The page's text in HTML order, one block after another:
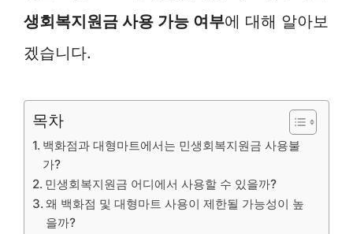
생회복지원금 사용 가능 여부에 대해 알아보
겠습니다.
목차
백화점과 대형마트에서는 민생회복지원금 사용불
가?
민생회복지원금 어디에서 사용할 수 있을까?
왜 백화점 및 대형마트 사용이 제한될 가능성이 높
을까?